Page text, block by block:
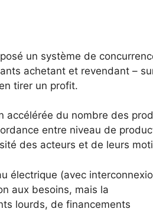
un système de
achetant et revendant –
tirer un profit.
accélérée du nombre des
entre niveau de
des acteurs et de leurs
électrique (avec
aux besoins, mais la
lourds, de financements